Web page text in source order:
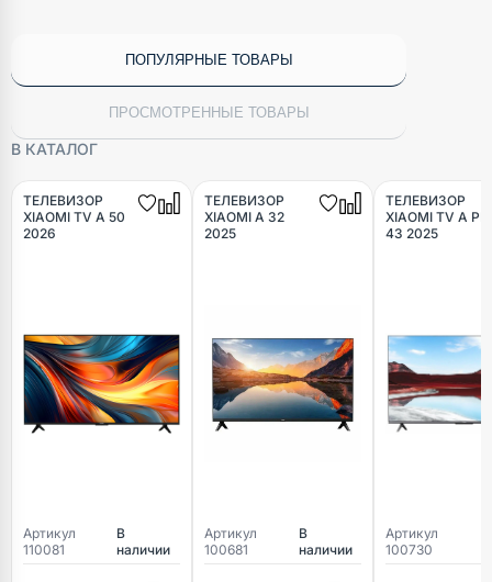
ПОПУЛЯРНЫЕ ТОВАРЫ
ПРОСМОТРЕННЫЕ ТОВАРЫ
В КАТАЛОГ
ТЕЛЕВИЗОР
XIAOMI TV A 50
2026
Артикул
110081
В
наличии
ТЕЛЕВИЗОР
XIAOMI A 32
2025
Артикул
100681
В
наличии
ТЕЛЕВИЗОР
XIAOMI TV A
43 2025
Артикул
100730